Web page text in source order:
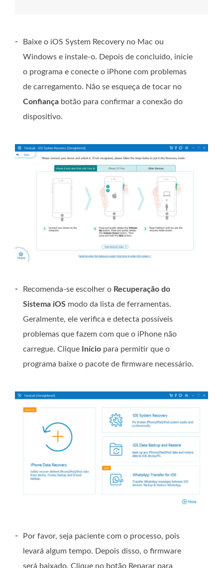
-
Baixe o iOS System Recovery no Mac ou
Windows e instale-o. Depois de concluído, inicie
o programa e conecte o iPhone com problemas
de carregamento. Não se esqueça de tocar no
Confiança botão para confirmar a conexão do
dispositivo.
- Recomenda-se escolher o Recuperação do
Sistema iOS modo da lista de ferramentas.
Geralmente, ele verifica e detecta possíveis
problemas que fazem com que o iPhone não
carregue. Clique Início para permitir que o
programa baixe o pacote de firmware necessário.
-
Por favor, seja paciente com o processo, pois
levará algum tempo. Depois disso, o firmware
será baixado. Clique no botão Reparar para